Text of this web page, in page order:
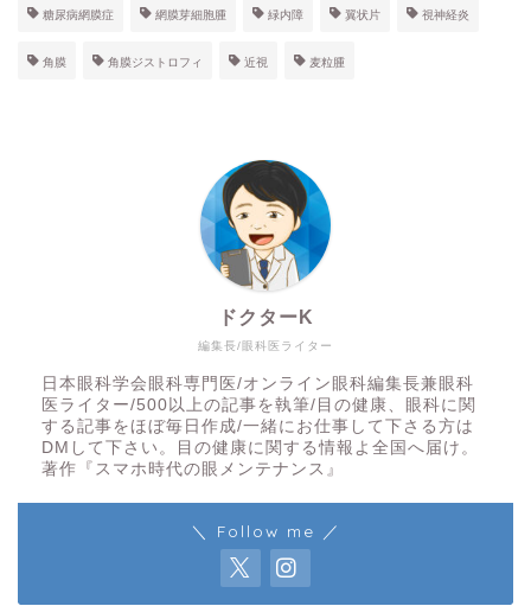
糖尿病網膜症 網膜芽細胞腫 緑内障 翼状片 視神経炎
角膜 角膜ジストロフィ 近視 麦粒腫
編集長/眼科医ライター
ドクターK
日本眼科学会眼科専門医/オンライン眼科編集長兼眼科
医ライター/500以上の記事を執筆/目の健康、眼科に関
する記事をほぼ毎日作成/一緒にお仕事して下さる方は
DMして下さい。目の健康に関する情報よ全国へ届け。
著作『スマホ時代の眼メンテナンス』
＼ Follow me ／